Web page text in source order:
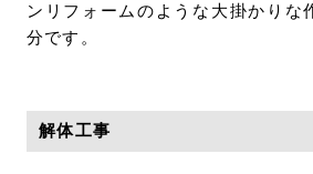
ンリフォームのような大掛かりな
分です。
解体工事